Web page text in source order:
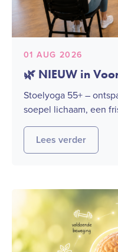
01 AUG 2026
🌿 NIEUW in
Stoelyoga 55+ –
soepel lichaam, een
Lees verder